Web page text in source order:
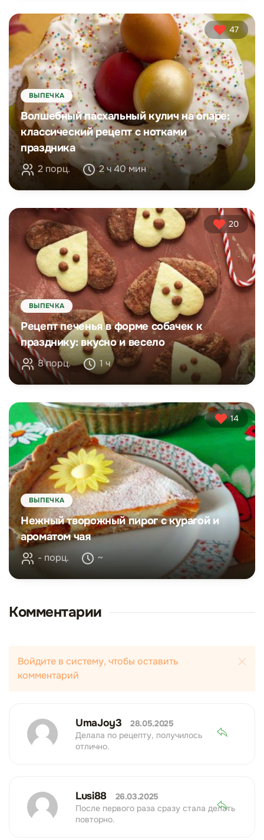
47
ВЫПЕЧКА
Волшебный пасхальный кулич на опаре:
классический рецепт с нотками
праздника
2 порц. 2 ч 40 мин
20
ВЫПЕЧКА
Рецепт печенья в форме собачек к
празднику: вкусно и весело
8 порц. 1 ч
14
ВЫПЕЧКА
Нежный творожный пирог с курагой и
ароматом чая
- порц. ~
Комментарии
Войдите в систему, чтобы оставить
комментарий
UmaJoy3
28.05.2025
Делала по рецепту, получилось
отлично.
Lusi88
26.03.2025
После первого раза сразу стала делать
повторно.